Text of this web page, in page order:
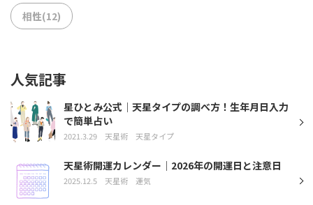
相性(12)
人気記事
星ひとみ公式｜天星タイプの調べ方！生年月日入力
で簡単占い
2021.3.29 天星術 天星タイプ
天星術開運カレンダー｜2026年の開運日と注意日
2025.12.5 天星術 運気